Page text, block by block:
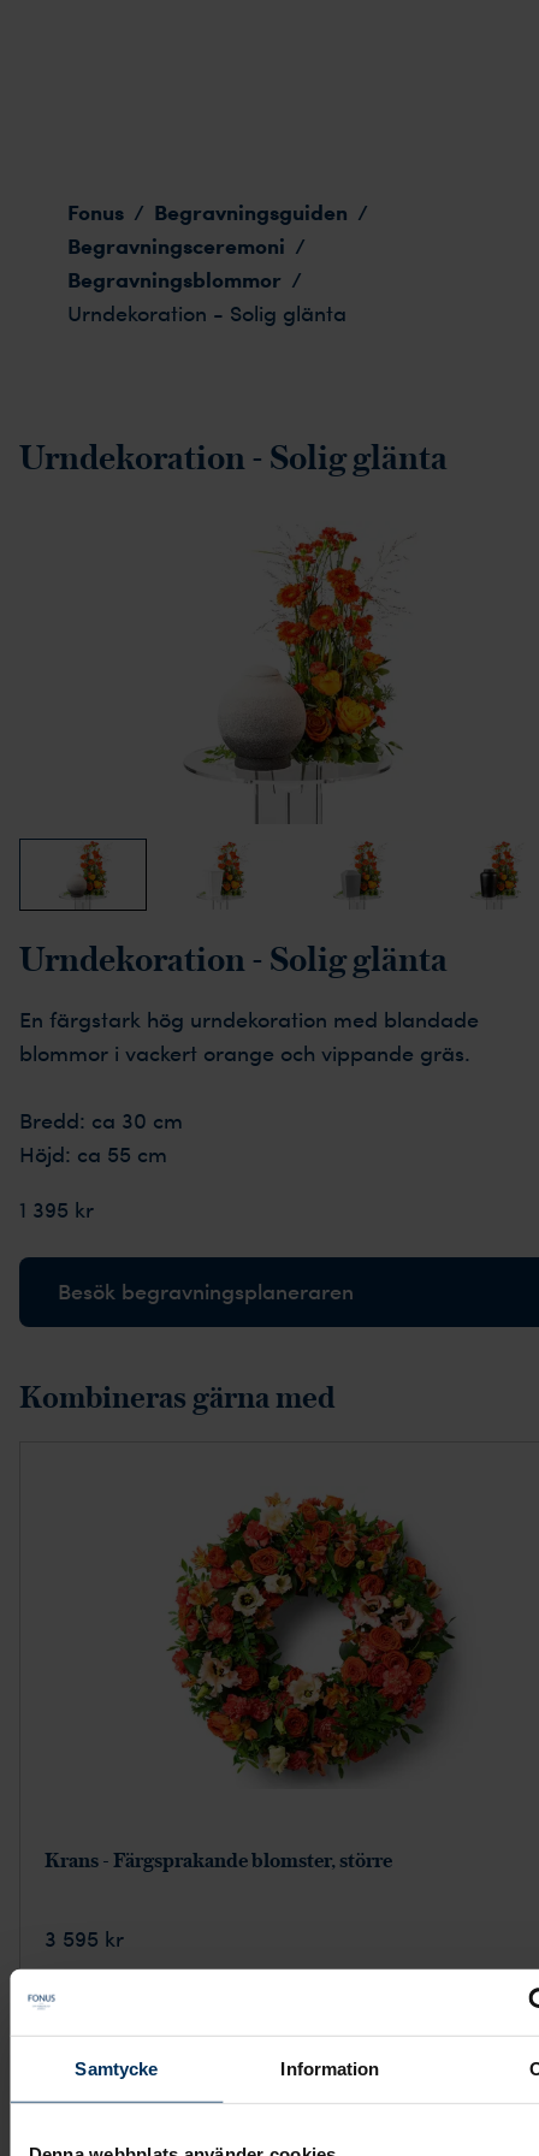
Samtycke Information
Fonus / Begravningsguiden /
Begravningsceremoni /
Begravningsblommor /
Urndekoration - Solig glänta
Urndekoration - Solig glänta
Urndekoration - Solig glänta
En färgstark hög urndekoration med blandade
blommor i vackert orange och vippande gräs.
Bredd: ca 30 cm
Höjd: ca 55 cm
1 395 kr
Besök begravningsplaneraren
Kombineras gärna med
Krans - Färgsprakande blomster, större
3 595 kr
Visa mer